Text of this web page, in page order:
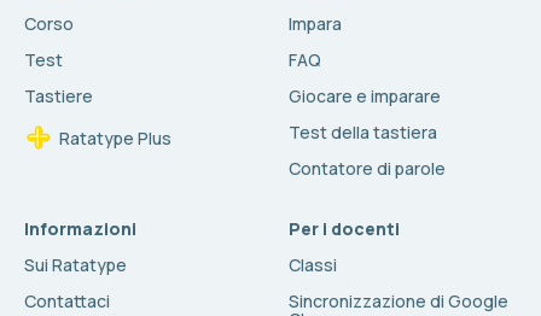
Corso
Test
Tastiere
Ratatype Plus
Impara
FAQ
Giocare e imparare
Test della tastiera
Contatore di parole
Informazioni
Sui Ratatype
Contattaci
Per i docenti
Classi
Sincronizzazione di Google